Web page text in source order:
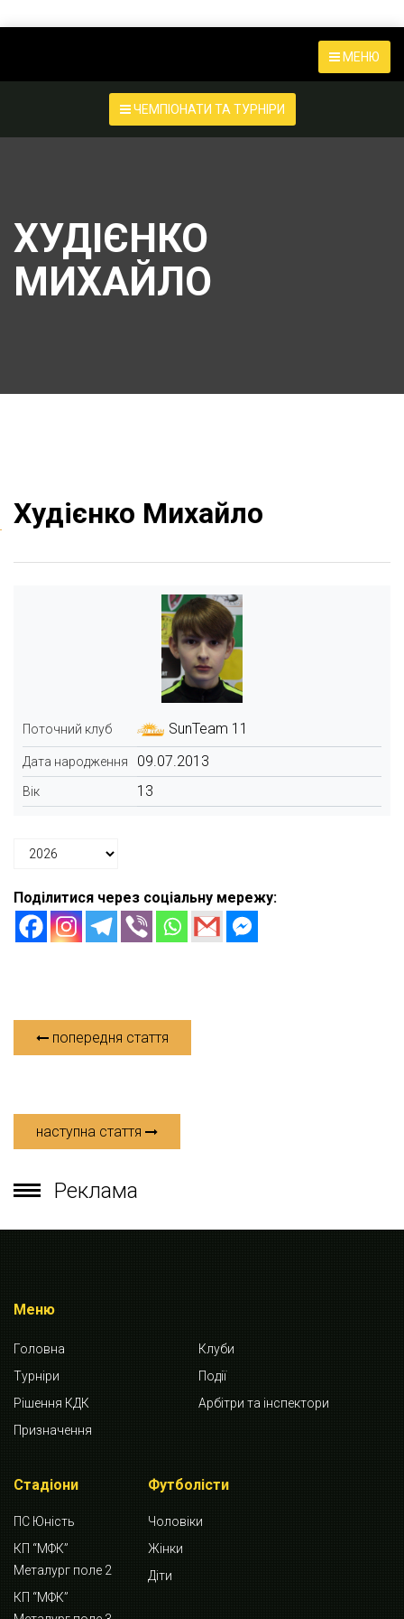
МЕНЮ
ЧЕМПІОНАТИ ТА ТУРНІРИ
ХУДІЄНКО
МИХАЙЛО
Худієнко Михайло
Поточний клуб SunTeam 11
Дата народження 09.07.2013
Вік 13
Поділитися через соціальну мережу:
попередня стаття
наступна стаття
Реклама
Меню
Головна
Клуби
Турніри
Події
Рішення КДК
Арбітри та інспектори
Призначення
Стадіони
ПС Юність
КП “МФК”
Металург поле 2
КП “МФК”
Футболісти
Чоловіки
Жінки
Діти